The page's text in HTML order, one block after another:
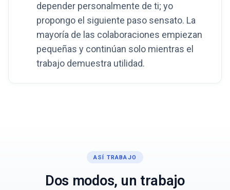
depender personalmente de ti; yo
propongo el siguiente paso sensato. La
mayoría de las colaboraciones empiezan
pequeñas y continúan solo mientras el
trabajo demuestra utilidad.
ASÍ TRABAJO
Dos modos, un trabajo